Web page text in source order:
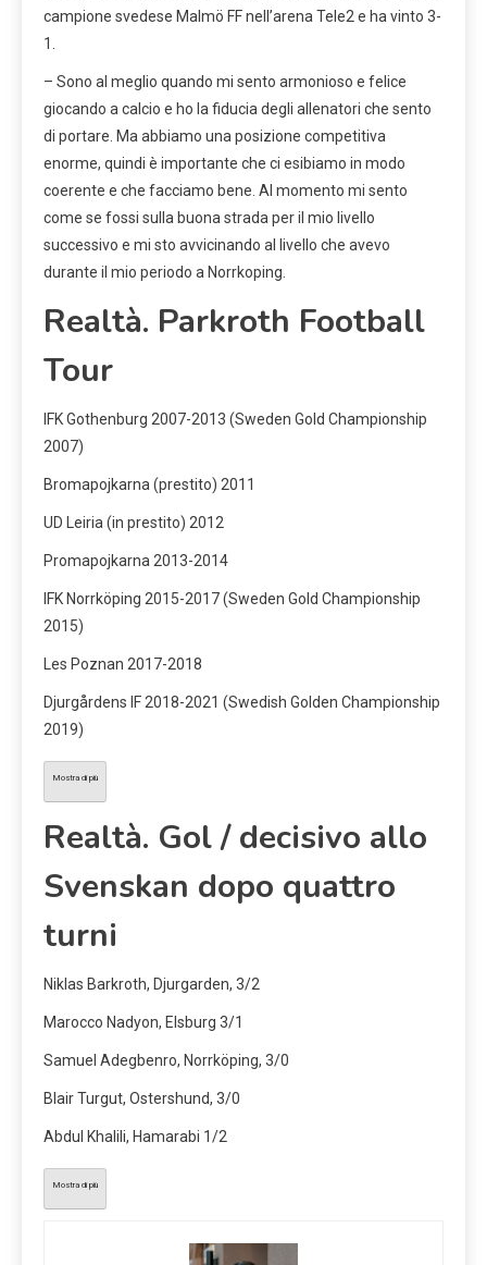
campione svedese Malmö FF nell’arena Tele2 e ha vinto 3-
1.
– Sono al meglio quando mi sento armonioso e felice
giocando a calcio e ho la fiducia degli allenatori che sento
di portare. Ma abbiamo una posizione competitiva
enorme, quindi è importante che ci esibiamo in modo
coerente e che facciamo bene. Al momento mi sento
come se fossi sulla buona strada per il mio livello
successivo e mi sto avvicinando al livello che avevo
durante il mio periodo a Norrkoping.
Realtà. Parkroth Football
Tour
IFK Gothenburg 2007-2013 (Sweden Gold Championship
2007)
Bromapojkarna (prestito) 2011
UD Leiria (in prestito) 2012
Promapojkarna 2013-2014
IFK Norrköping 2015-2017 (Sweden Gold Championship
2015)
Les Poznan 2017-2018
Djurgårdens IF 2018-2021 (Swedish Golden Championship
2019)
Mostra di più
Realtà. Gol / decisivo allo
Svenskan dopo quattro
turni
Niklas Barkroth, Djurgarden, 3/2
Marocco Nadyon, Elsburg 3/1
Samuel Adegbenro, Norrköping, 3/0
Blair Turgut, Ostershund, 3/0
Abdul Khalili, Hamarabi 1/2
Mostra di più